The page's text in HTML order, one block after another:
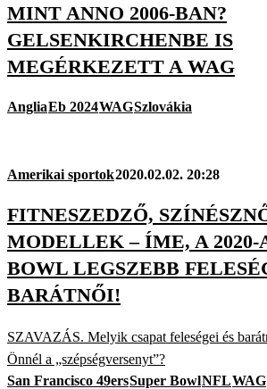
MINT ANNO 2006-BAN?
GELSENKIRCHENBE IS
MEGÉRKEZETT A WAG
AngliaEb 2024WAGSzlovákia
Amerikai sportok2020.02.02. 20:28
FITNESZEDZŐ,
MODELLEK – ÍME, A 2020-
BOWL LEGSZEBB
BARÁTNŐI!
SZAVAZÁS. Melyik csapat feleségei és
Önnél a „szépségversenyt”?
San Francisco 49ersSuper BowlNFLWAG